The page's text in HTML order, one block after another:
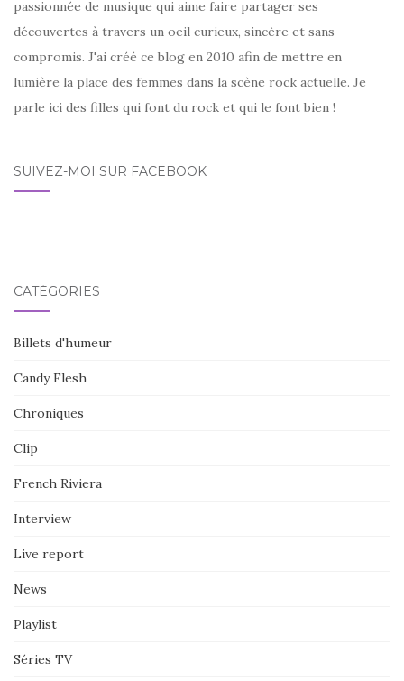
passionnée de musique qui aime faire partager ses
découvertes à travers un oeil curieux, sincère et sans
compromis. J'ai créé ce blog en 2010 afin de mettre en
lumière la place des femmes dans la scène rock actuelle. Je
parle ici des filles qui font du rock et qui le font bien !
SUIVEZ-MOI SUR FACEBOOK
CATÉGORIES
Billets d'humeur
Candy Flesh
Chroniques
Clip
French Riviera
Interview
Live report
News
Playlist
Séries TV